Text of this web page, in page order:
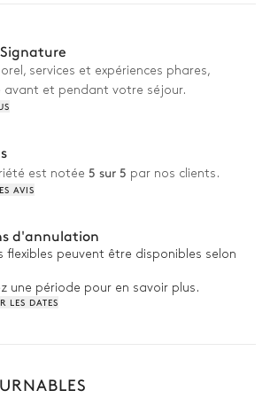
Le soir, un dîner en famille sur la
la mer, termine la journée en beauté.
services et expériences phares,
avant et pendant votre séjour.
est notée 5 sur 5 par nos clients.
AVIS
d'annulation
flexibles peuvent être disponibles selon
une période pour en savoir plus.
LES DATES